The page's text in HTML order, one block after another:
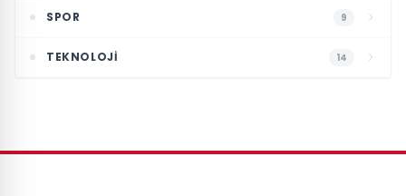
SPOR 9
TEKNOLOJI 14